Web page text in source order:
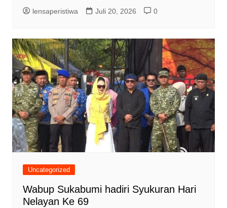
lensaperistiwa Juli 20, 2026 0
Uncategorized
Wabup Sukabumi hadiri Syukuran Hari
Nelayan Ke 69